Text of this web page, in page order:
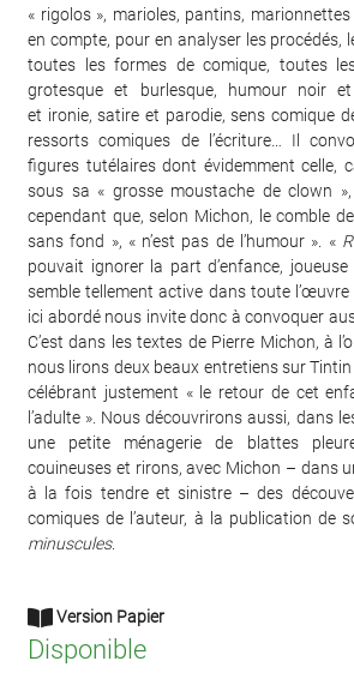
« rigolos », marioles, pantins,
en compte, pour en analyser les procédés,
toutes les formes de comique, toutes
grotesque et burlesque, humour noir
et ironie, satire et parodie, sens comique
ressorts comiques de l’écriture… Il
figures tutélaires dont évidemment celle,
sous sa « grosse moustache de clown
cependant que, selon Michon, le comble de
sans fond », « n’est pas de l’humour ». «
pouvait ignorer la part d’enfance,
semble tellement active dans toute
ici abordé nous invite donc à convoquer
C’est dans les textes de Pierre Michon, à
nous lirons deux beaux entretiens sur
célébrant justement « le retour de cet
l’adulte ». Nous découvrirons aussi, dans
une petite ménagerie de blattes
couineuses et rirons, avec Michon – dans
à la fois tendre et sinistre – des
comiques de l’auteur, à la publication de
minuscules.
Version Papier
Disponible